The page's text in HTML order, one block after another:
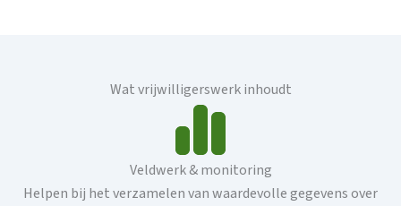
Wat vrijwilligerswerk inhoudt
Veldwerk & monitoring
Helpen bij het verzamelen van waardevolle gegevens over